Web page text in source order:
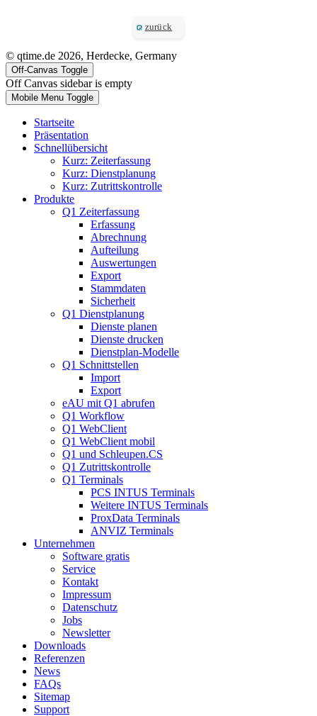
zurück
© qtime.de 2026, Herdecke, Germany
Off-Canvas Toggle
Off Canvas sidebar is empty
Mobile Menu Toggle
Startseite
Präsentation
Schnellübersicht
Kurz: Zeiterfassung
Kurz: Dienstplanung
Kurz: Zutrittskontrolle
Produkte
Q1 Zeiterfassung
Erfassung
Abrechnung
Aufteilung
Auswertungen
Export
Stammdaten
Sicherheit
Q1 Dienstplanung
Dienste planen
Dienste drucken
Dienstplan-Modelle
Q1 Schnittstellen
Import
Export
eAU mit Q1 abrufen
Q1 Workflow
Q1 WebClient
Q1 WebClient mobil
Q1 und Schleupen.CS
Q1 Zutrittskontrolle
Q1 Terminals
PCS INTUS Terminals
Weitere INTUS Terminals
ProxData Terminals
ANVIZ Terminals
Unternehmen
Software gratis
Service
Kontakt
Impressum
Datenschutz
Jobs
Newsletter
Downloads
Referenzen
News
FAQs
Sitemap
Support